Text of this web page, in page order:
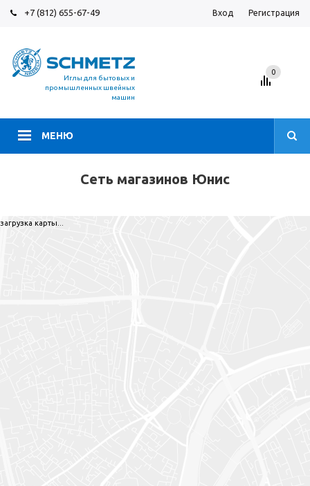
+7 (812) 655-67-49 Вход Регистрация
Иглы для бытовых и
промышленных швейных
машин
МЕНЮ
0
Сеть магазинов Юнис
загрузка карты...